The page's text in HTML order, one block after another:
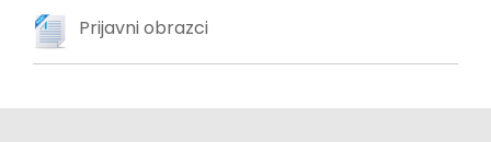
Prijavni obrazci